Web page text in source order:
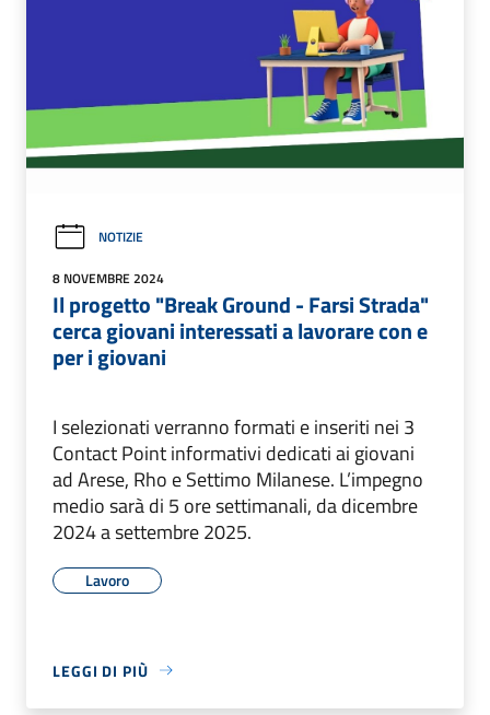
NOTIZIE
8 NOVEMBRE 2024
Il progetto "Break Ground - Farsi Strada"
cerca giovani interessati a lavorare con e
per i giovani
I selezionati verranno formati e inseriti nei 3
Contact Point informativi dedicati ai giovani
ad Arese, Rho e Settimo Milanese. L’impegno
medio sarà di 5 ore settimanali, da dicembre
2024 a settembre 2025.
Lavoro
LEGGI DI PIÙ